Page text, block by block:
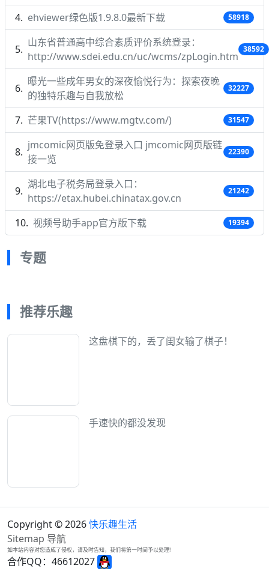
ehviewer绿色版1.9.8.0最新下载 58918
山东省普通高中综合素质评价系统登录：
http://www.sdei.edu.cn/uc/wcms/zpLogin.htm
38592
曝光一些成年男女的深夜愉悦行为：探索夜晚
的独特乐趣与自我放松
32227
芒果TV(https://www.mgtv.com/) 31547
jmcomic网页版免登录入口 jmcomic网页版链
接一览
22390
湖北电子税务局登录入口：
https://etax.hubei.chinatax.gov.cn
21242
视频号助手app官方版下载 19394
专题
推荐乐趣
这盘棋下的，丢了闺女输了棋子！
手速快的都没发现
Copyright © 2026快乐趣生活
Sitemap 导航
如本站内容对您造成了侵权，请及时告知，我们将第一时间予以处理!
合作QQ：46612027